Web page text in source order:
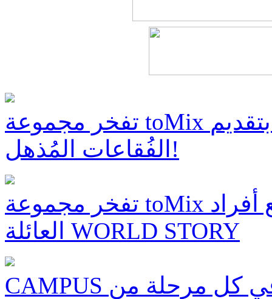
تفخر مجموعة toMix بتقديم:Bubbles جالاكسي معرض
الفُقاعات المُذهل!
تفخر مجموعة toMix بتقديم: المعرض الأضخم لجميع أفراد
العائلة WORLD STORY
CAMPUS العلامة التجارية التي ترافقكم في كل مرحلة من